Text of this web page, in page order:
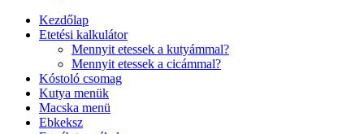
Kezdőlap
Etetési kalkulátor
Mennyit etessek a kutyámmal?
Mennyit etessek a cicámmal?
Kóstoló csomag
Kutya menük
Macska menü
Ebkeksz